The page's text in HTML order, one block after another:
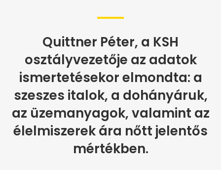
Quittner Péter, a KSH
osztályvezetője az adatok
ismertetésekor elmondta: a
szeszes italok, a dohányáruk,
az üzemanyagok, valamint az
élelmiszerek ára nőtt jelentős
mértékben.